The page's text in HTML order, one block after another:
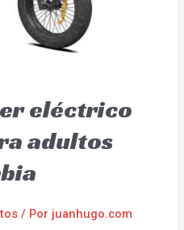
eléctrico
adultos
/ Por juanhugo.com